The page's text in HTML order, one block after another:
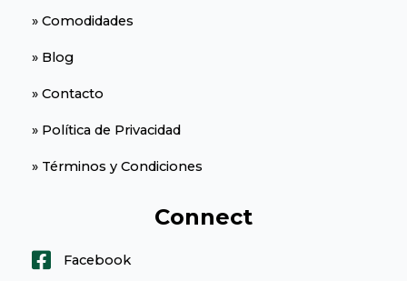
» Comodidades
» Blog
» Contacto
» Política de Privacidad
» Términos y Condiciones
Connect
Facebook